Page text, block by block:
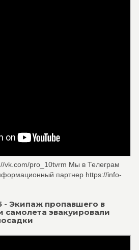
vk.com/pro_10tvrm Мы в Телеграм
партнер https://info-
- Экипаж пропавшего в
самолета эвакуировали